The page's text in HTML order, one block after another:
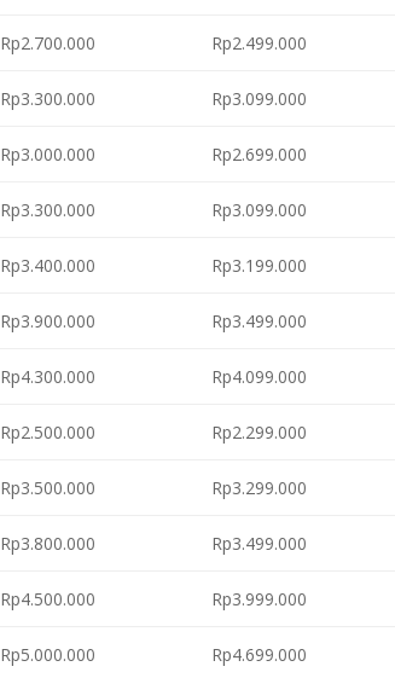
Rp2.700.000 Rp2.499.000
Rp3.300.000 Rp3.099.000
Rp3.000.000 Rp2.699.000
Rp3.300.000 Rp3.099.000
Rp3.400.000 Rp3.199.000
Rp3.900.000 Rp3.499.000
Rp4.300.000 Rp4.099.000
Rp2.500.000 Rp2.299.000
Rp3.500.000 Rp3.299.000
Rp3.800.000 Rp3.499.000
Rp4.500.000 Rp3.999.000
Rp5.000.000 Rp4.699.000